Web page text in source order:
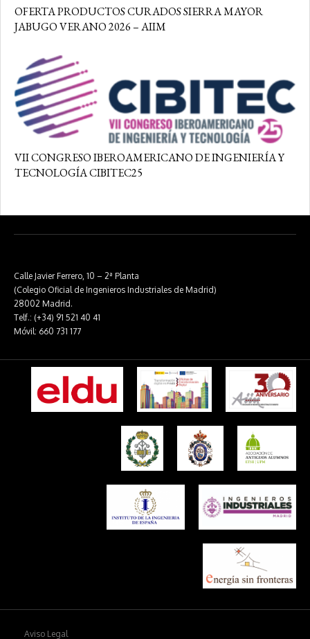
OFERTA PRODUCTOS CURADOS SIERRA MAYOR
JABUGO VERANO 2026 – AIIM
VII CONGRESO IBEROAMERICANO DE INGENIERÍA Y
TECNOLOGÍA CIBITEC25
Calle Javier Ferrero, 10 – 2ª Planta
(Colegio Oficial de Ingenieros Industriales de Madrid)
28002 Madrid.
Telf.: (+34) 91 521 40 41
Móvil: 660 731 177
Aviso Legal